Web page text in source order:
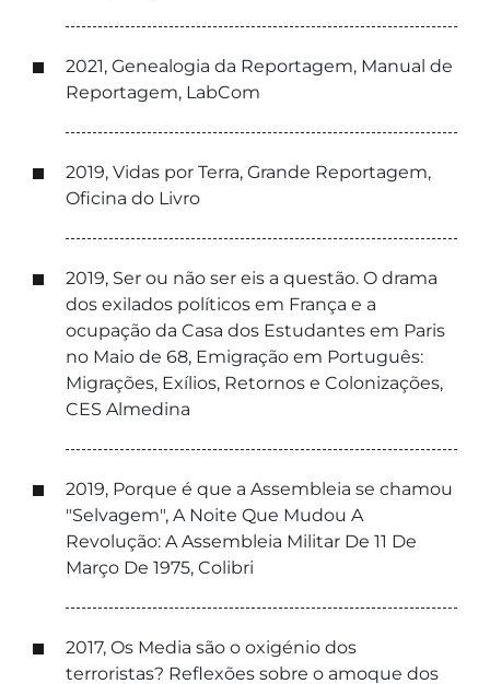
2021, Genealogia da Reportagem, Manual de
Reportagem, LabCom
2019, Vidas por Terra, Grande Reportagem,
Oficina do Livro
2019, Ser ou não ser eis a questão. O drama
dos exilados políticos em França e a
ocupação da Casa dos Estudantes em Paris
no Maio de 68, Emigração em Português:
Migrações, Exílios, Retornos e Colonizações,
CES Almedina
2019, Porque é que a Assembleia se chamou
"Selvagem", A Noite Que Mudou A
Revolução: A Assembleia Militar De 11 De
Março De 1975, Colibri
2017, Os Media são o oxigénio dos
terroristas? Reflexões sobre o amoque dos